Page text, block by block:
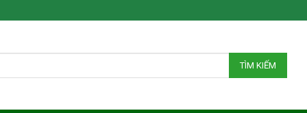
TÌM KIẾM